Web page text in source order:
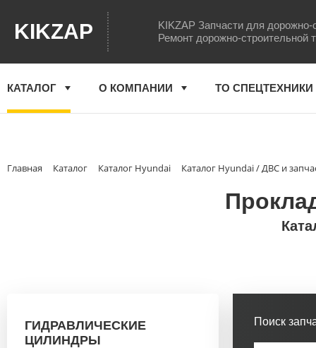
KIKZAP
KIKZAP Запчасти для дорожно-
Ремонт дорожно-строительной
КАТАЛОГ О КОМПАНИИ ТО СПЕЦТЕХНИКИ
Главная Каталог Каталог Hyundai Каталог Hyundai / ДВС и
ГИДРАВЛИЧЕСКИЕ
ЦИЛИНДРЫ
Поиск